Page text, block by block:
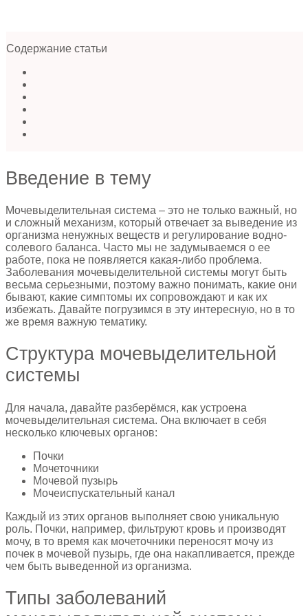
Содержание статьи
Введение в тему
Мочевыделительная система – это не только важный, но
и сложный механизм, который отвечает за выведение из
организма ненужных веществ и регулирование водно-
солевого баланса. Часто мы не задумываемся о ее
работе, пока не появляется какая-либо проблема.
Заболевания мочевыделительной системы могут быть
весьма серьезными, поэтому важно понимать, какие они
бывают, какие симптомы их сопровождают и как их
избежать. Давайте погрузимся в эту интересную, но в то
же время важную тематику.
Структура мочевыделительной
системы
Для начала, давайте разберёмся, как устроена
мочевыделительная система. Она включает в себя
несколько ключевых органов:
Почки
Мочеточники
Мочевой пузырь
Мочеиспускательный канал
Каждый из этих органов выполняет свою уникальную
роль. Почки, например, фильтруют кровь и производят
мочу, в то время как мочеточники переносят мочу из
почек в мочевой пузырь, где она накапливается, прежде
чем быть выведенной из организма.
Типы заболеваний